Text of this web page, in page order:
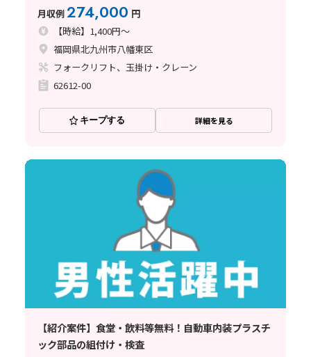
月収例274,000 円
【時給】1,400円～
福岡県北九州市八幡東区
フォークリフト、玉掛け・クレーン
62612-00
キープする 詳細を見る
【紹介案件】食堂・飲料等無料！自動車内装プラスチ
ック部品の組付け・検査